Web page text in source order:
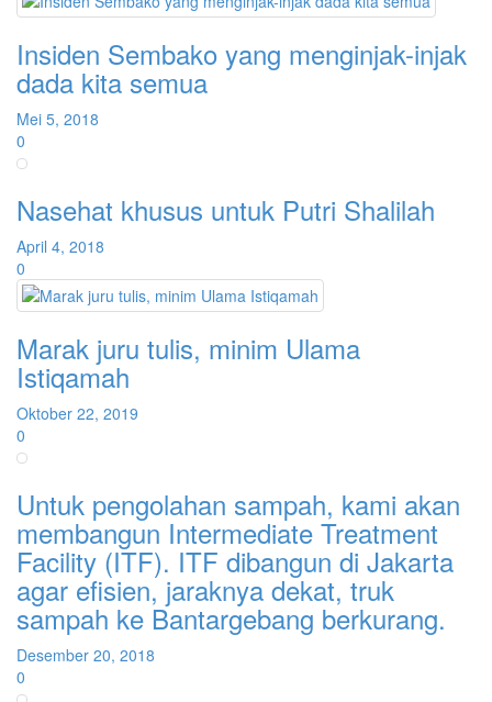
Insiden Sembako yang menginjak-injak
dada kita semua
Mei 5, 2018
0
Nasehat khusus untuk Putri Shalilah
April 4, 2018
0
Marak juru tulis, minim Ulama
Istiqamah
Oktober 22, 2019
0
Untuk pengolahan sampah, kami akan
membangun Intermediate Treatment
Facility (ITF). ITF dibangun di Jakarta
agar efisien, jaraknya dekat, truk
sampah ke Bantargebang berkurang.
Desember 20, 2018
0